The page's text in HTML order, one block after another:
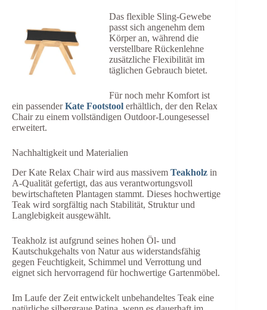
Das flexible Sling-Gewebe
passt sich angenehm dem
Körper an, während die
verstellbare Rückenlehne
zusätzliche Flexibilität im
täglichen Gebrauch bietet.
Für noch mehr Komfort ist
ein passenderKate Footstool erhältlich, der den Relax
Chair zu einem vollständigen Outdoor-Loungesessel
erweitert.
Nachhaltigkeit und Materialien
Der Kate Relax Chair wird aus massivem Teakholz in
A-Qualität gefertigt, das aus verantwortungsvoll
bewirtschafteten Plantagen stammt. Dieses hochwertige
Teak wird sorgfältig nach Stabilität, Struktur und
Langlebigkeit ausgewählt.
Teakholz ist aufgrund seines hohen Öl- und
Kautschukgehalts von Natur aus widerstandsfähig
gegen Feuchtigkeit, Schimmel und Verrottung und
eignet sich hervorragend für hochwertige Gartenmöbel.
Im Laufe der Zeit entwickelt unbehandeltes Teak eine